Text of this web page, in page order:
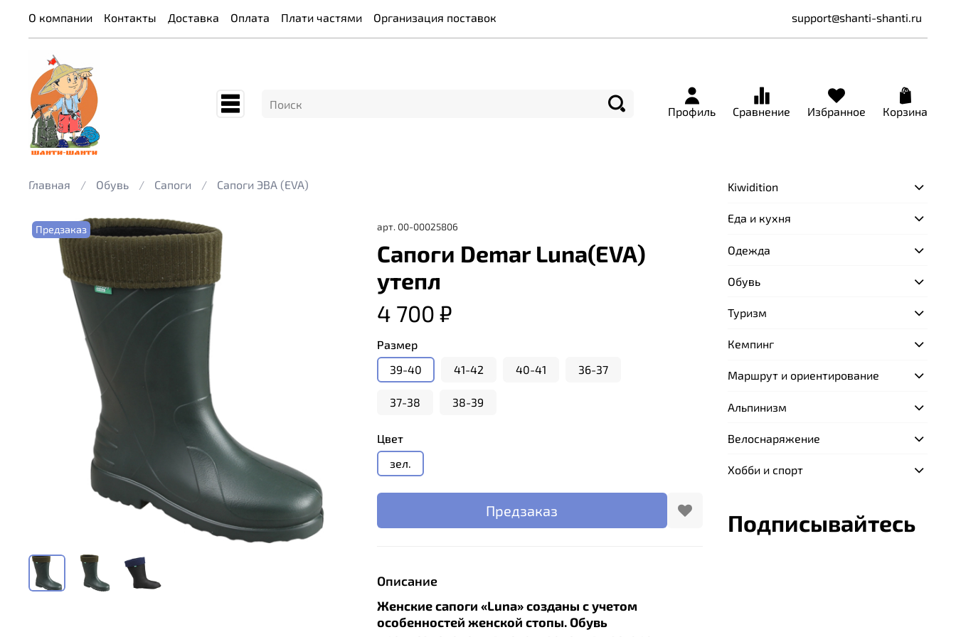
О компании Контакты Доставка Оплата Плати частями Организация поставок support@shanti-shanti.ru
Профиль Сравнение Избранное Корзина
Главная Обувь Сапоги Сапоги ЭВА (EVA)
Предзаказ арт. 00-00025806
Сапоги Demar Luna(EVA)
утепл
4 700 ₽
Размер
39-40
41-42 40-41 36-37
37-38 38-39
Цвет
зел.
Предзаказ
Описание
Женские сапоги «Luna» созданы с учетом
особенностей женской стопы. Обувь
Kiwidition
Еда и кухня
Одежда
Обувь
Туризм
Кемпинг
Маршрут и ориентирование
Альпинизм
Велоснаряжение
Хобби и спорт
Подписывайтесь